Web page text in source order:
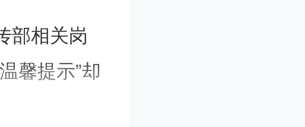
部相关岗
馨提示”却